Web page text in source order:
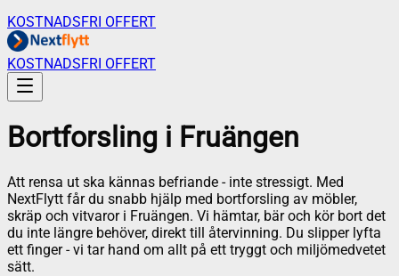
KOSTNADSFRI OFFERT
KOSTNADSFRI OFFERT
Bortforsling i Fruängen
Att rensa ut ska kännas befriande - inte stressigt. Med
NextFlytt får du snabb hjälp med bortforsling av möbler,
skräp och vitvaror i Fruängen. Vi hämtar, bär och kör bort det
du inte längre behöver, direkt till återvinning. Du slipper lyfta
ett finger - vi tar hand om allt på ett tryggt och miljömedvetet
sätt.